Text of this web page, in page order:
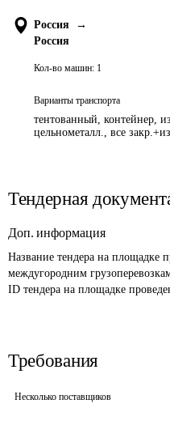
Россия
→
Россия
Кол-во машин: 1
Варианты транспорта
тентованный, контейнер,
цельнометалл., все
Тендерная
Доп. информация
Название тендера на площадке
междугородним
ID тендера на площадке
Требования
Несколько поставщиков